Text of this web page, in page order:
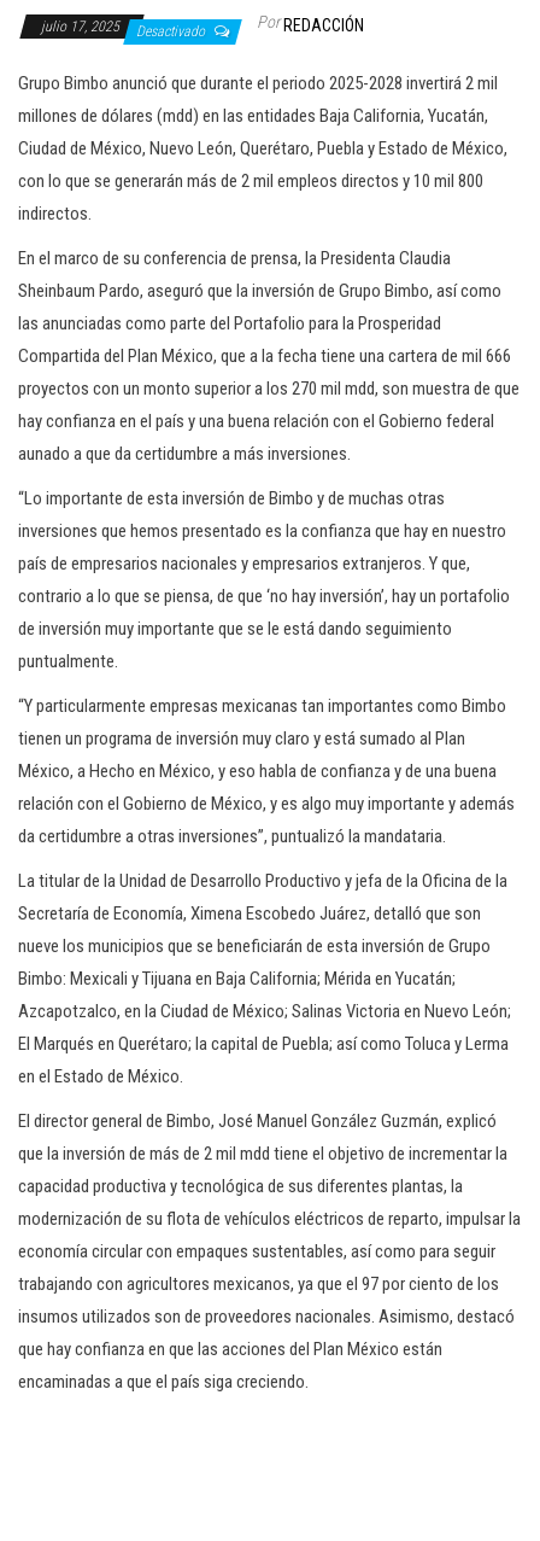
julio 17, 2025 Desactivado Por REDACCIÓN
Grupo Bimbo anunció que durante el periodo 2025-2028 invertirá 2 mil
millones de dólares (mdd) en las entidades Baja California, Yucatán,
Ciudad de México, Nuevo León, Querétaro, Puebla y Estado de México,
con lo que se generarán más de 2 mil empleos directos y 10 mil 800
indirectos.
En el marco de su conferencia de prensa, la Presidenta Claudia
Sheinbaum Pardo, aseguró que la inversión de Grupo Bimbo, así como
las anunciadas como parte del Portafolio para la Prosperidad
Compartida del Plan México, que a la fecha tiene una cartera de mil 666
proyectos con un monto superior a los 270 mil mdd, son muestra de que
hay confianza en el país y una buena relación con el Gobierno federal
aunado a que da certidumbre a más inversiones.
“Lo importante de esta inversión de Bimbo y de muchas otras
inversiones que hemos presentado es la confianza que hay en nuestro
país de empresarios nacionales y empresarios extranjeros. Y que,
contrario a lo que se piensa, de que ‘no hay inversión’, hay un portafolio
de inversión muy importante que se le está dando seguimiento
puntualmente.
“Y particularmente empresas mexicanas tan importantes como Bimbo
tienen un programa de inversión muy claro y está sumado al Plan
México, a Hecho en México, y eso habla de confianza y de una buena
relación con el Gobierno de México, y es algo muy importante y además
da certidumbre a otras inversiones”, puntualizó la mandataria.
La titular de la Unidad de Desarrollo Productivo y jefa de la Oficina de la
Secretaría de Economía, Ximena Escobedo Juárez, detalló que son
nueve los municipios que se beneficiarán de esta inversión de Grupo
Bimbo: Mexicali y Tijuana en Baja California; Mérida en Yucatán;
Azcapotzalco, en la Ciudad de México; Salinas Victoria en Nuevo León;
El Marqués en Querétaro; la capital de Puebla; así como Toluca y Lerma
en el Estado de México.
El director general de Bimbo, José Manuel González Guzmán, explicó
que la inversión de más de 2 mil mdd tiene el objetivo de incrementar la
capacidad productiva y tecnológica de sus diferentes plantas, la
modernización de su flota de vehículos eléctricos de reparto, impulsar la
economía circular con empaques sustentables, así como para seguir
trabajando con agricultores mexicanos, ya que el 97 por ciento de los
insumos utilizados son de proveedores nacionales. Asimismo, destacó
que hay confianza en que las acciones del Plan México están
encaminadas a que el país siga creciendo.